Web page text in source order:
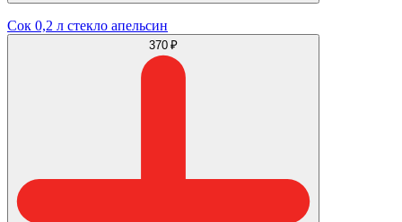
Сок 0,2 л стекло апельсин
370 ₽